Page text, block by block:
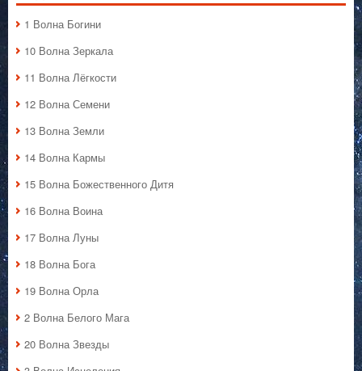
1 Волна Богини
10 Волна Зеркала
11 Волна Лёгкости
12 Волна Семени
13 Волна Земли
14 Волна Кармы
15 Волна Божественного Дитя
16 Волна Воина
17 Волна Луны
18 Волна Бога
19 Волна Орла
2 Волна Белого Мага
20 Волна Звезды